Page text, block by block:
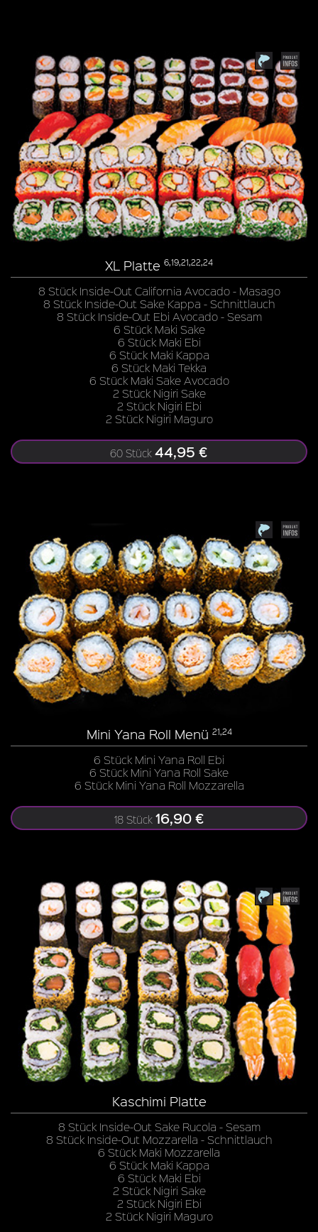
XL Platte 6,19,21,22,24
8 Stück Inside-Out California Avocado - Masago
8 Stück Inside-Out Sake Kappa - Schnittlauch
8 Stück Inside-Out Ebi Avocado - Sesam
6 Stück Maki Sake
6 Stück Maki Ebi
6 Stück Maki Kappa
6 Stück Maki Tekka
6 Stück Maki Sake Avocado
2 Stück Nigiri Sake
2 Stück Nigiri Ebi
2 Stück Nigiri Maguro
60 Stück 44,95 €
Mini Yana Roll Menü 21,24
6 Stück Mini Yana Roll Ebi
6 Stück Mini Yana Roll Sake
6 Stück Mini Yana Roll Mozzarella
18 Stück 16,90 €
Kaschimi Platte
8 Stück Inside-Out Sake Rucola - Sesam
8 Stück Inside-Out Mozzarella - Schnittlauch
6 Stück Maki Mozzarella
6 Stück Maki Kappa
6 Stück Maki Ebi
2 Stück Nigiri Sake
2 Stück Nigiri Ebi
2 Stück Nigiri Maguro